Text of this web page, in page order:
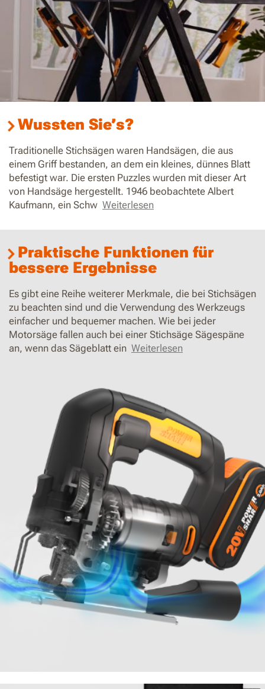
Wussten Sie’s?
Traditionelle Stichsägen waren Handsägen, die aus
einem Griff bestanden, an dem ein kleines, dünnes Blatt
befestigt war. Die ersten Puzzles wurden mit dieser Art
von Handsäge hergestellt. 1946 beobachtete Albert
Kaufmann, ein Schw Weiterlesen
Praktische Funktionen für
bessere Ergebnisse
Es gibt eine Reihe weiterer Merkmale, die bei Stichsägen
zu beachten sind und die Verwendung des Werkzeugs
einfacher und bequemer machen. Wie bei jeder
Motorsäge fallen auch bei einer Stichsäge Sägespäne
an, wenn das Sägeblatt ein Weiterlesen